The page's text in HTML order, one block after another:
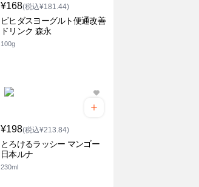
¥168(税込¥181.44)
ビヒダスヨーグルト便通改善
ドリンク 森永
100g
¥198(税込¥213.84)
とろけるラッシー マンゴー
日本ルナ
230ml